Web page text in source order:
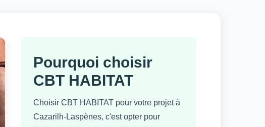
Pourquoi choisir
CBT HABITAT
Choisir CBT HABITAT pour votre projet à
Cazarilh-Laspènes, c'est opter pour